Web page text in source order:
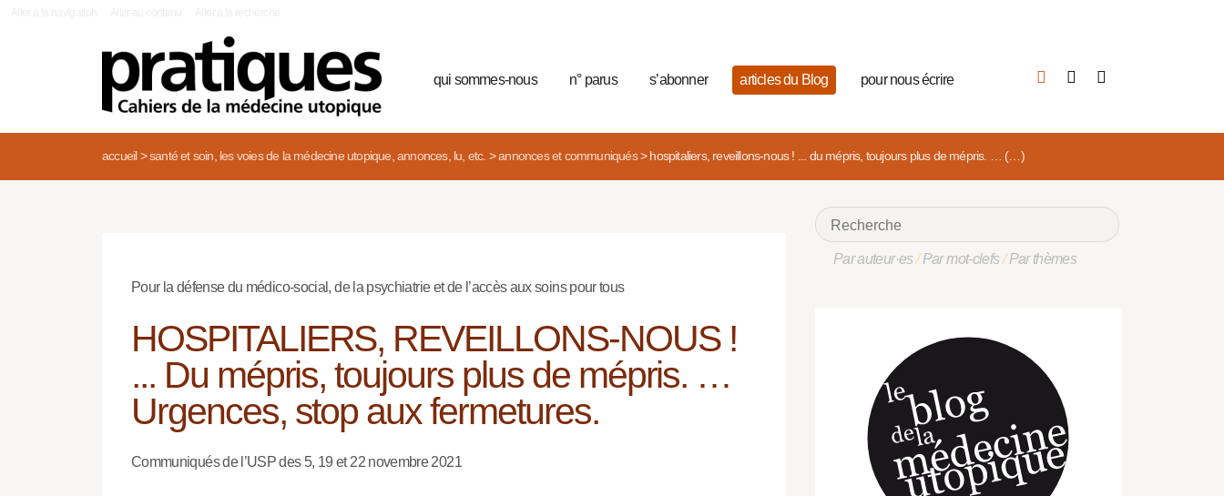
qui sommes-nous n° parus s’abonner articles du Blog pour nous écrire
accueil> santé et soin, les voies de la médecine utopique, annonces, lu, etc. > annonces et communiqués> hospitaliers, reveillons-nous ! ... du mépris, toujours plus de mépris. … (…)
Pour la défense du médico-social, de la psychiatrie et de l’accès aux soins pour tous
HOSPITALIERS, REVEILLONS-NOUS !
... Du mépris, toujours plus de mépris. …
Urgences, stop aux fermetures.
Communiqués de l’USP des 5, 19 et 22 novembre 2021
Par auteur·es/Par mot-clefs/Par thèmes